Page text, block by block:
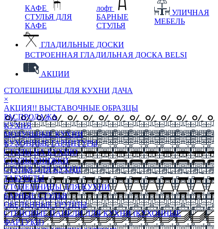
КАФЕ
СТУЛЬЯ ДЛЯ
КАФЕ
лофт
БАРНЫЕ
СТУЛЬЯ
УЛИЧНАЯ
МЕБЕЛЬ
ГЛАДИЛЬНЫЕ ДОСКИ
ВСТРОЕННАЯ ГЛАДИЛЬНАЯ ДОСКА BELSI
АКЦИИ
СТОЛЕШНИЦЫ ДЛЯ КУХНИ ДАЧА
×
АКЦИЯ!! ВЫСТАВОЧНЫЕ ОБРАЗЦЫ
РАСПРОДАЖА
КУХНЯ
МОДУЛЬНЫЕ КУХНИ
КУХОННЫЕ ГАРНИТУРЫ
СТОЛЫ НА КУХНЮ
СТОЛЫ КНИЖКИ
СТУЛЬЯ ДЛЯ КУХНИ
ТАБУРЕТЫ
СТОЛЕШНИЦЫ ДЛЯ КУХНИ
БАРНЫЕ СТУЛЬЯ
ОБЕДЕННЫЕ ГРУППЫ
СТЕНОВЫЕ ПАНЕЛИ ДЛЯ КУХНИ (КУХОННЫЕ
ФАРТУКИ)